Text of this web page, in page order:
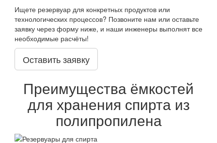
Ищете резервуар для конкретных продуктов или
технологических процессов? Позвоните нам или оставьте
заявку через форму ниже, и наши инженеры выполнят все
необходимые расчёты!
Оставить заявку
Преимущества ёмкостей
для хранения спирта из
полипропилена